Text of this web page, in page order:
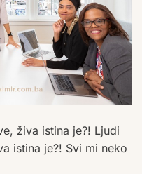
živa istina je?! Ljudi
istina je?! Svi mi neko